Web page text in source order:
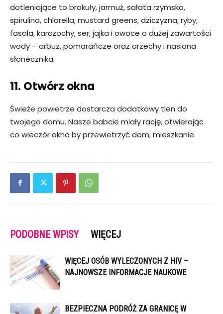
dotleniające to brokuły, jarmuż, sałata rzymska,
spirulina, chlorella, mustard greens, dziczyzna, ryby,
fasola, karczochy, ser, jajka i owoce o dużej zawartości
wody – arbuz, pomarańcze oraz orzechy i nasiona
słonecznika.
11. Otwórz okna
Świeże powietrze dostarcza dodatkowy tlen do
twojego domu. Nasze babcie miały rację, otwierając
co wieczór okno by przewietrzyć dom, mieszkanie.
PODOBNE WPISY WIĘCEJ
WIĘCEJ OSÓB WYLECZONYCH Z HIV –
NAJNOWSZE INFORMACJE NAUKOWE
BEZPIECZNA PODRÓŻ ZA GRANICĘ W